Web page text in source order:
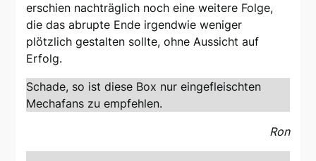
erschien nachträglich noch eine weitere Folge,
die das abrupte Ende irgendwie weniger
plötzlich gestalten sollte, ohne Aussicht auf
Erfolg.
Schade, so ist diese Box nur eingefleischten
Mechafans zu empfehlen.
Ron